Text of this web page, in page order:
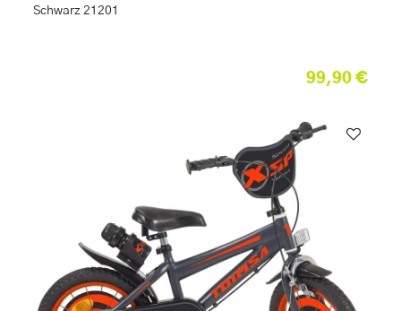
Schwarz 21201
99,90 €